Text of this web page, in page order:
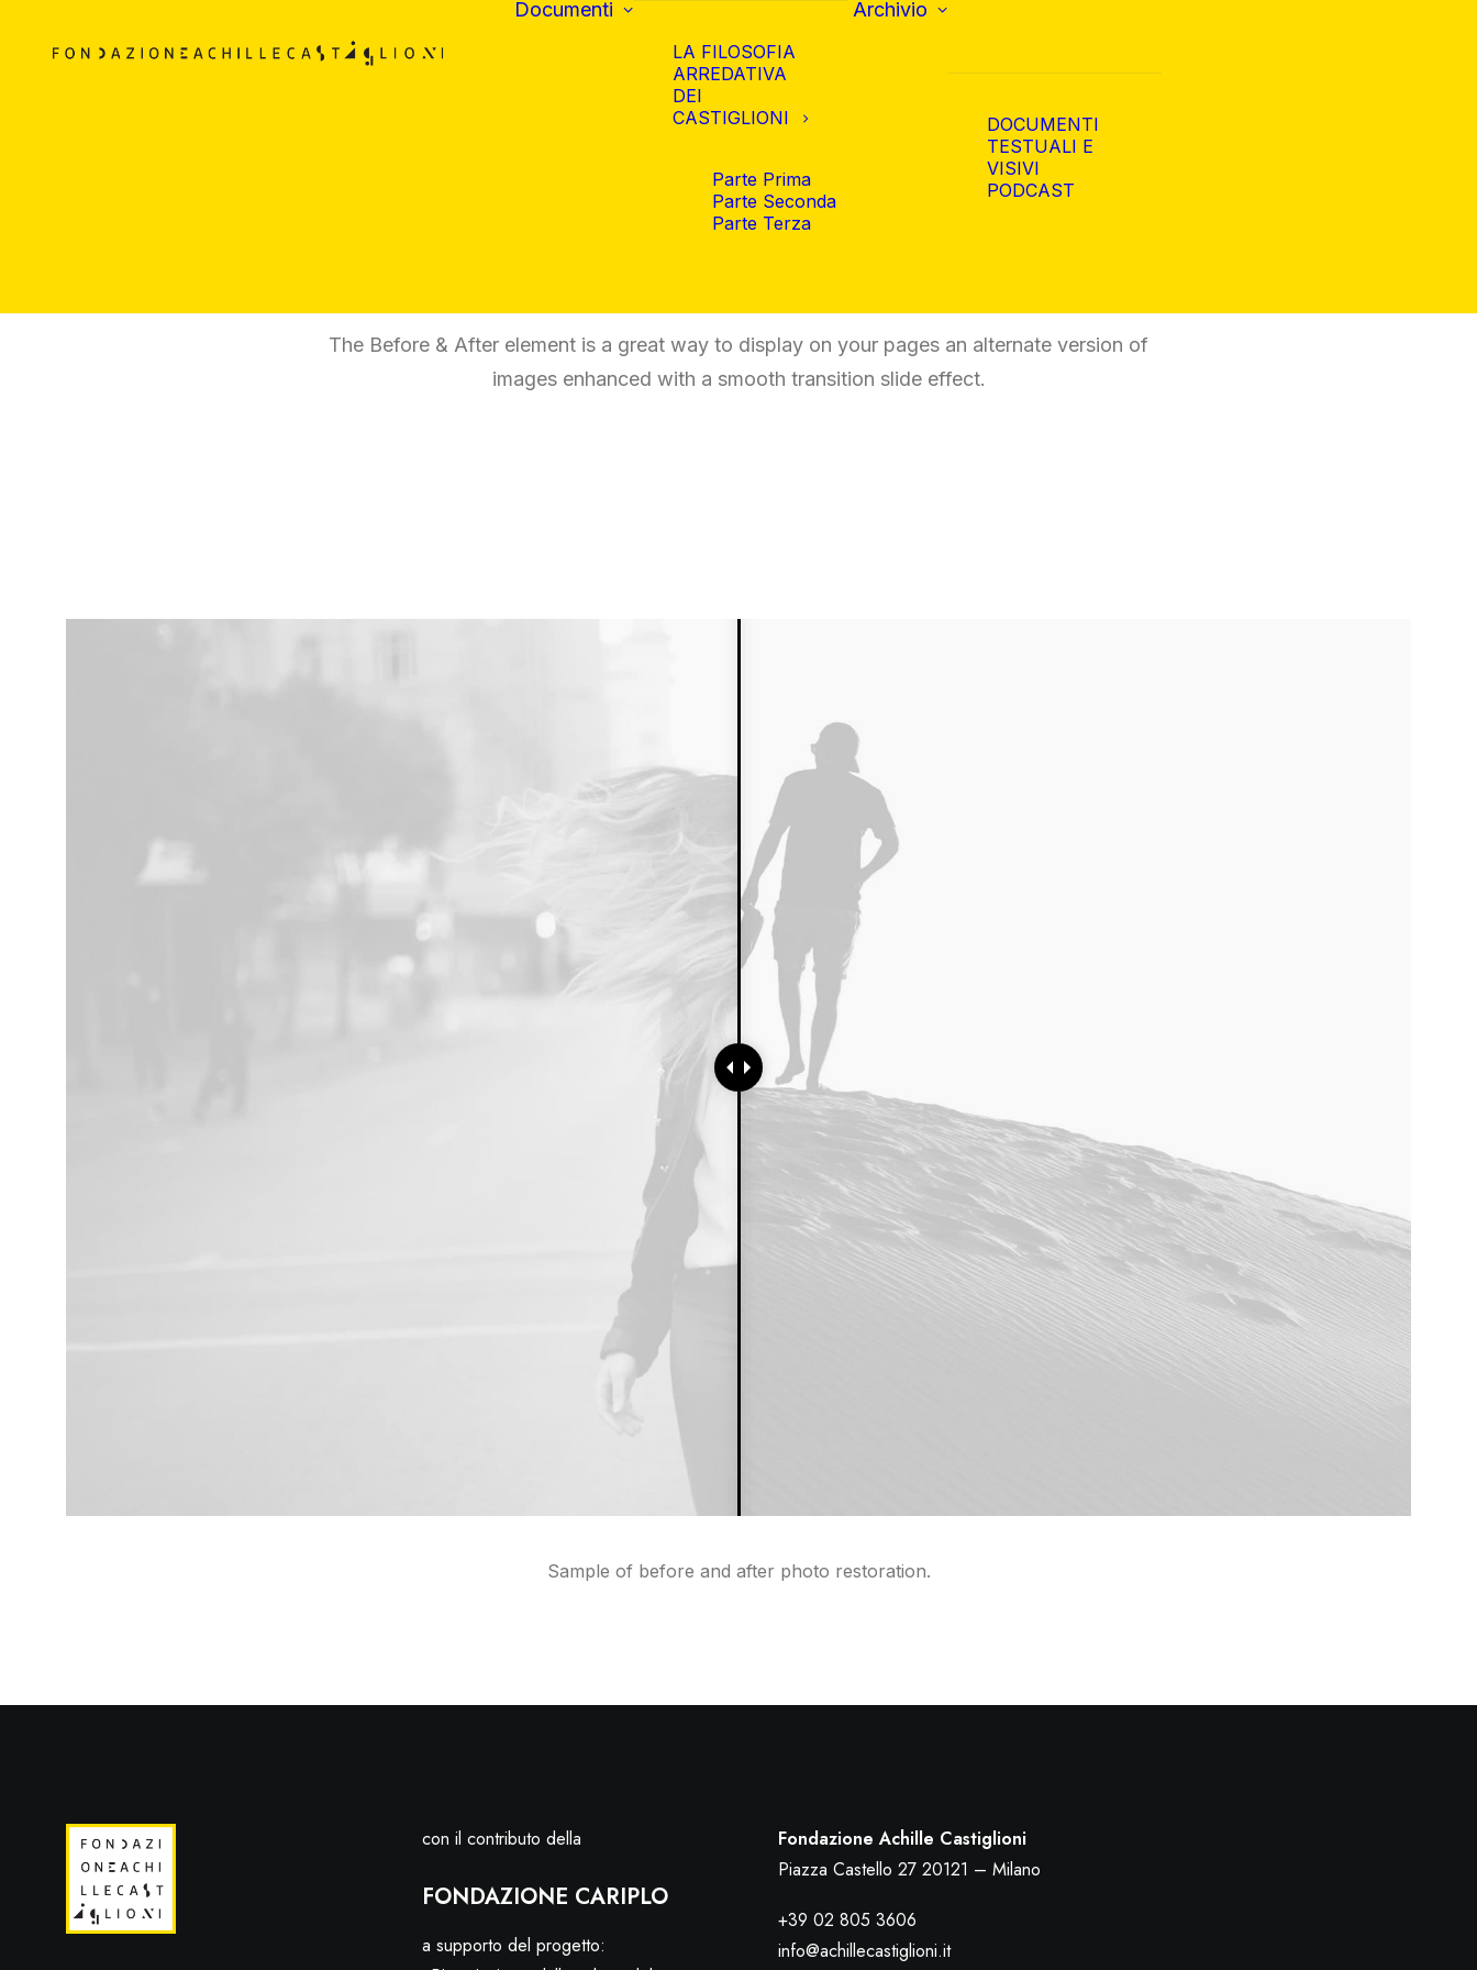
Documenti
LA FILOSOFIA
ARREDATIVA
DEI
CASTIGLIONI
Parte Prima
Parte Seconda
Parte Terza
Archivio
DOCUMENTI
TESTUALI E
VISIVI
PODCAST
The Before & After element is a great way to display on your pages an alternate version of
images enhanced with a smooth transition slide effect.
Sample of before and after photo restoration.
con il contributo della
FONDAZIONE CARIPLO
a supporto del progetto:
Fondazione Achille Castiglioni
Piazza Castello 27 20121 – Milano
+39 02 805 3606
info@achillecastiglioni.it